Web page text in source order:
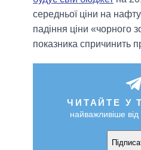
середньої ціни на
падіння ціни «чорного
показника спричинить
ЧИТАЙТЕ У
найважливіше від